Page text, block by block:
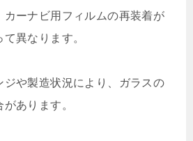
カーナビ用フィルムの再装着が
異なります。
ジや製造状況により、ガラスの
あります。